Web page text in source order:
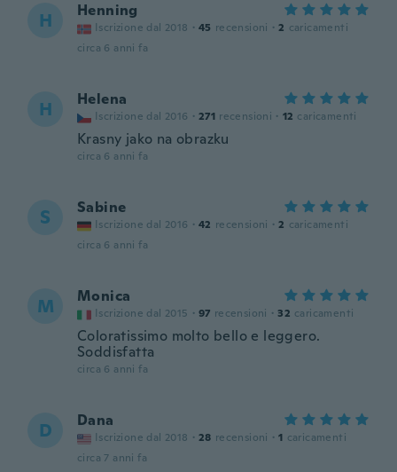
H Henning
Iscrizione dal 2018 · 45 recensioni · 2 caricamenti
circa 6 anni fa
H Helena
Iscrizione dal 2016 · 271 recensioni · 12 caricamenti
Krasny jako na obrazku
circa 6 anni fa
S Sabine
Iscrizione dal 2016 · 42 recensioni · 2 caricamenti
circa 6 anni fa
M Monica
Iscrizione dal 2015 · 97 recensioni · 32 caricamenti
Coloratissimo molto bello e leggero.
Soddisfatta
circa 6 anni fa
D Dana
Iscrizione dal 2018 · 28 recensioni · 1 caricamenti
circa 7 anni fa